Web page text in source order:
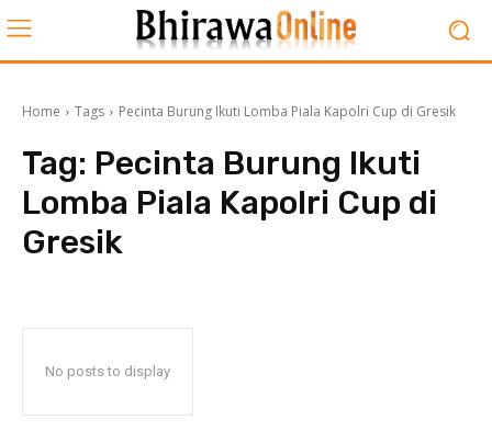
Home Tags Pecinta Burung Ikuti Lomba Piala Kapolri Cup di Gresik
Tag: Pecinta Burung Ikuti
Lomba Piala Kapolri Cup di
Gresik
No posts to display